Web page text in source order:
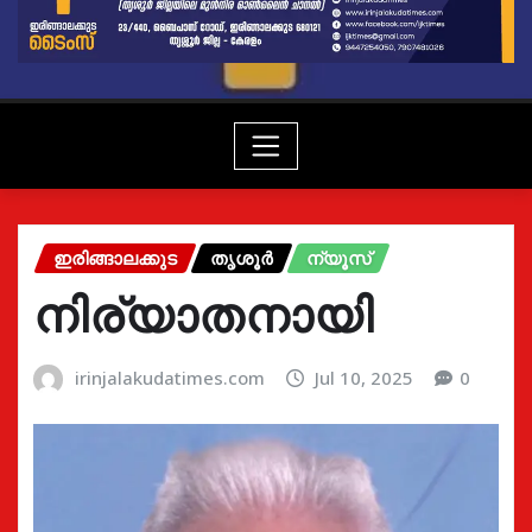
ഇരിങ്ങാലക്കുട തൃശൂർ ന്യൂസ്
നിര്യാതനായി
irinjalakudatimes.com Jul 10, 2025 0